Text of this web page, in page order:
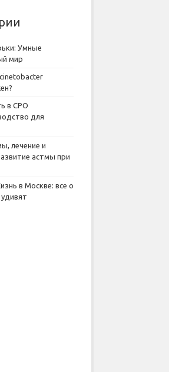
Умные
мир
в СРО
для
лечение и
астмы при
в Москве: все о